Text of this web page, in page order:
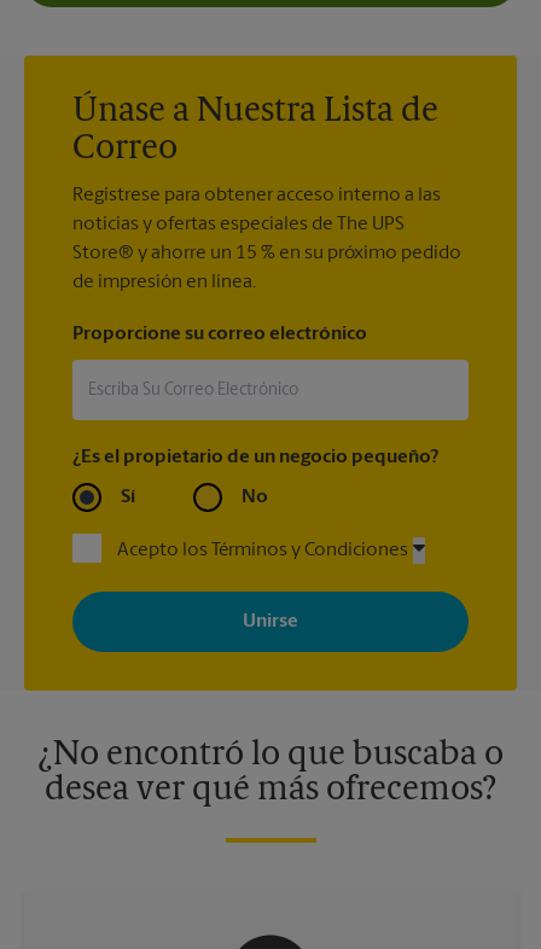
Únase a Nuestra Lista de
Correo
Regístrese para obtener acceso interno a las
noticias y ofertas especiales de The UPS
Store® y ahorre un 15 % en su próximo pedido
de impresión en línea.
Proporcione su correo electrónico
¿Es el propietario de un negocio pequeño?
Sí No
Acepto los Términos y Condiciones
Al registrarse, acepta recibir correos electrónicos de The UPS
Store con noticias, ofertas especiales, promociones y mensajes
adaptados a sus intereses. Puede darse de baja en cualquier
momento. Para más información, consulte nuestra política de
¿No encontró lo que buscaba o
desea ver qué más ofrecemos?